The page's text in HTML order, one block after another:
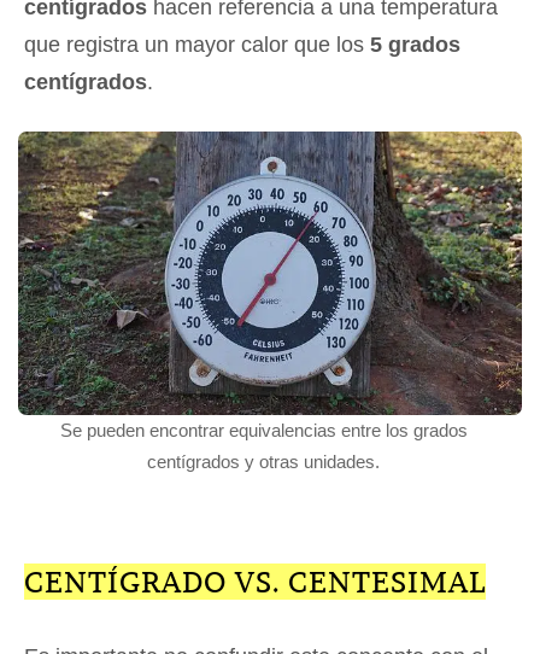
centígrados hacen referencia a una temperatura
que registra un mayor calor que los 5 grados
centígrados.
Se pueden encontrar equivalencias entre los grados
centígrados y otras unidades.
CENTÍGRADO VS. CENTESIMAL